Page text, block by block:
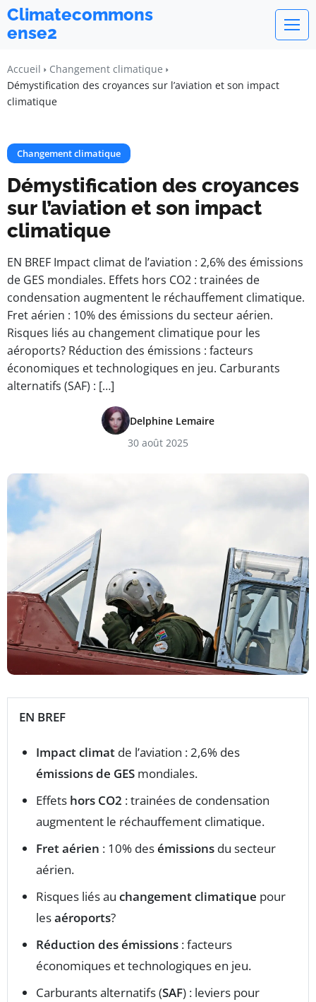
Climatecommons
ense2
Accueil
Changement climatique
Démystification des croyances sur l’aviation et son impact
climatique
Changement climatique
Démystification des croyances
sur l’aviation et son impact
climatique
EN BREF Impact climat de l’aviation : 2,6% des émissions
de GES mondiales. Effets hors CO2 : trainées de
condensation augmentent le réchauffement climatique.
Fret aérien : 10% des émissions du secteur aérien.
Risques liés au changement climatique pour les
aéroports? Réduction des émissions : facteurs
économiques et technologiques en jeu. Carburants
alternatifs (SAF) : […]
Delphine Lemaire
30 août 2025
EN BREF
Impact climat de l’aviation : 2,6% des
émissions de GES mondiales.
Effets hors CO2 : trainées de condensation
augmentent le réchauffement climatique.
Fret aérien : 10% desémissions du secteur
aérien.
Risques liés au changement climatique pour
lesaéroports?
Réduction des émissions : facteurs
économiques et technologiques en jeu.
Carburants alternatifs (SAF) : leviers pour